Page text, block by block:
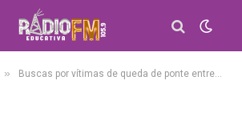
» Buscas por vítimas de queda de ponte entre o MA e TO chegam ao 8º dia; nove corpos já foram resgatados